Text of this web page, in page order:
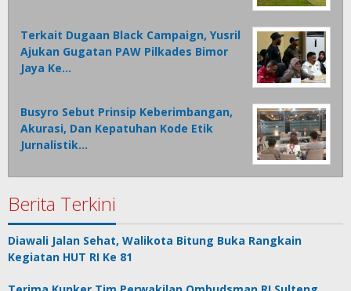
Terkait Dugaan Black Campaign, Yusril
Ajukan Gugatan PAW Pilkades Bimor
Jaya Ke…
Busyro Sebut Prinsip Keberimbangan,
Akurasi, Dan Kepatuhan Kode Etik
Jurnalistik…
Berita Terkini
Diawali Jalan Sehat, Walikota Bitung Buka Rangkain
Kegiatan HUT RI Ke 81